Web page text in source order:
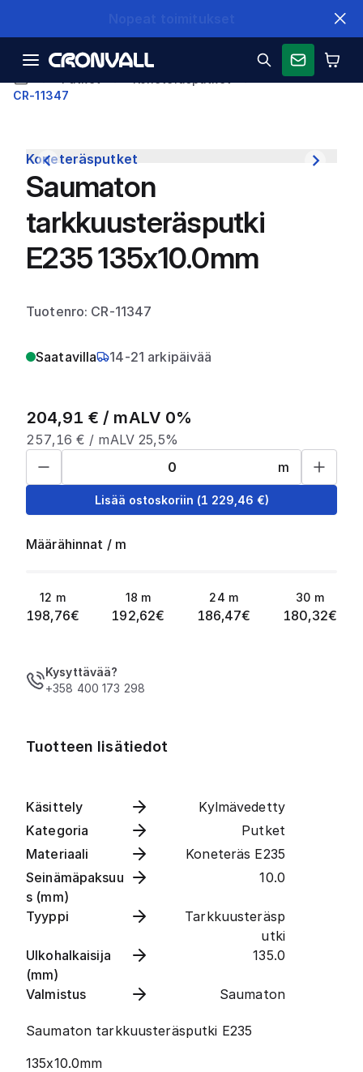
CR-11347
Koneteräsputket
Saumaton
tarkkuusteräsputki
E235 135x10.0mm
Tuotenro: CR-11347
Saatavilla 14-21 arkipäivää
204,91 € / mALV 0%
257,16 € / mALV 25,5%
m
Lisää ostoskoriin (1 229,46 €)
Määrähinnat / m
12 m
198,76€
18 m
192,62€
24 m
186,47€
30 m
180,32€
Kysyttävää?
+358 400 173 298
Tuotteen lisätiedot
Käsittely
Kylmävedetty
Kategoria
Putket
Materiaali
Koneteräs E235
Seinämäpaksuu
s (mm)
10.0
Tyyppi
Tarkkuusteräsp
utki
Ulkohalkaisija
(mm)
135.0
Valmistus Saumaton
Saumaton tarkkuusteräsputki E235
135x10.0mm